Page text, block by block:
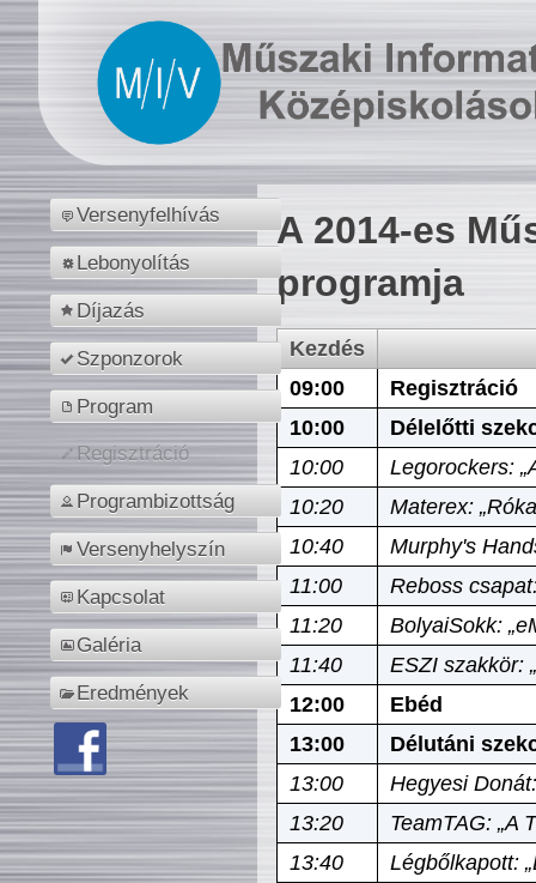
Versenyfelhívás
Lebonyolítás
Díjazás
Szponzorok
Program
Regisztráció
Programbizottság
Versenyhelyszín
Kapcsolat
Galéria
Eredmények
A 2014-es
programja
Kezdés
09:00
Regisztráció
10:00
Délelőtti
10:00
Legorockers:
10:20
Materex:
10:40
Murphy's
11:00
Reboss
11:20
BolyaiSokk:
11:40
ESZI szakkör:
12:00
Ebéd
13:00
Délutáni
13:00
Hegyesi
13:20
TeamTAG: „A
13:40
Légbőlkapott: